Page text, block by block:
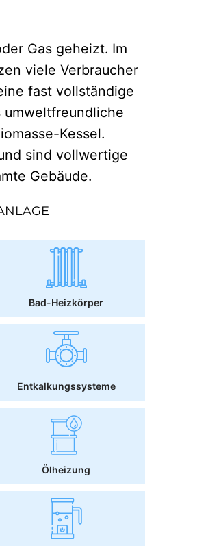
Gas geheizt. Im
viele Verbraucher
fast vollständige
Kessel.
sind vollwertige
Gebäude.
Bad-Heizkörper
Entkalkungssysteme
Ölheizung